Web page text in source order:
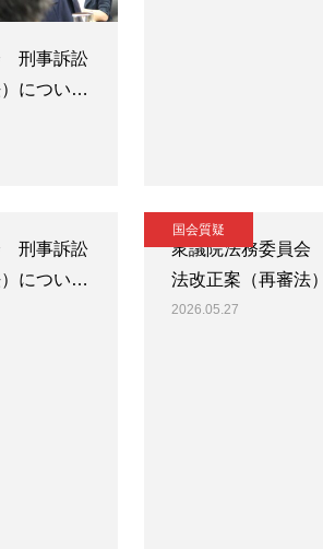
刑事訴訟
につい…
刑事訴訟
につい…
国会質疑
衆議院法務委員
法改正案（再審法
2026.05.27